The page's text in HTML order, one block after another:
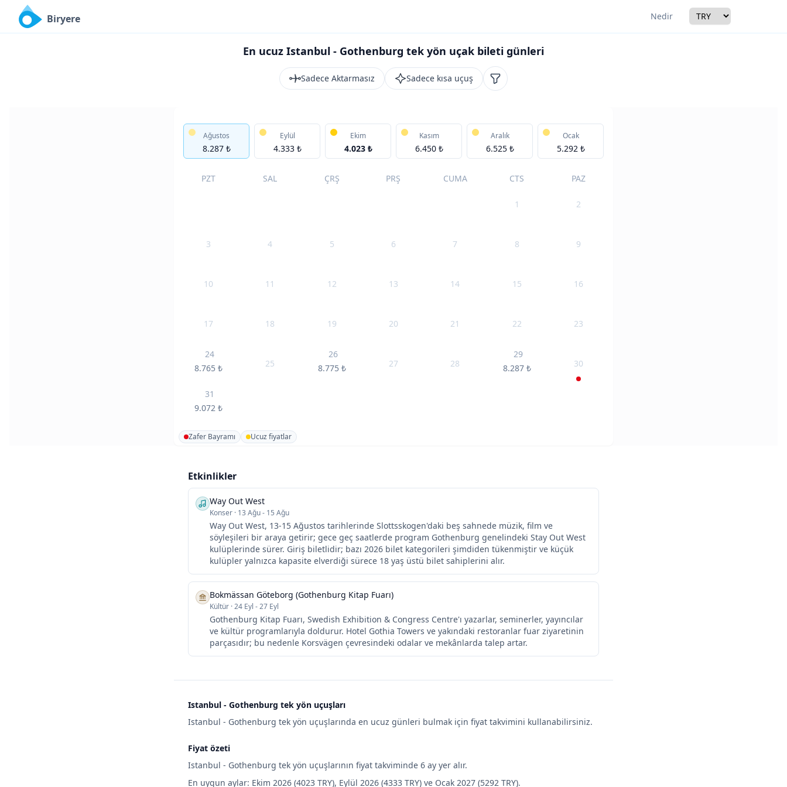
Biryere Nedir Currency
En ucuz Istanbul - Gothenburg tek yön uçak bileti günleri
Sadece Aktarmasız Sadece kısa uçuş Filtreler
Ağustos
8.287 ₺
Eylül
4.333 ₺
Ekim
4.023 ₺
Kasım
6.450 ₺
Aralık
6.525 ₺
Ocak
5.292 ₺
PZT SAL ÇRŞ PRŞ CUMA CTS PAZ
1 2
3 4 5 6 7 8 9
10 11 12 13 14 15 16
17 18 19 20 21 22 23
24
8.765 ₺ 25
26
8.775 ₺ 27 28
29
8.287 ₺ 30
31
9.072 ₺
Zafer Bayramı Ucuz fiyatlar
Etkinlikler
Way Out West
Konser · 13 Ağu - 15 Ağu
Way Out West, 13-15 Ağustos tarihlerinde Slottsskogen'daki beş sahnede müzik, film ve
söyleşileri bir araya getirir; gece geç saatlerde program Gothenburg genelindeki Stay Out West
kulüplerinde sürer. Giriş biletlidir; bazı 2026 bilet kategorileri şimdiden tükenmiştir ve küçük
kulüpler yalnızca kapasite elverdiği sürece 18 yaş üstü bilet sahiplerini alır.
Bokmässan Göteborg (Gothenburg Kitap Fuarı)
Kültür ·24 Eyl - 27 Eyl
Gothenburg Kitap Fuarı, Swedish Exhibition & Congress Centre'ı yazarlar, seminerler, yayıncılar
ve kültür programlarıyla doldurur. Hotel Gothia Towers ve yakındaki restoranlar fuar ziyaretinin
parçasıdır; bu nedenle Korsvägen çevresindeki odalar ve mekânlarda talep artar.
Istanbul - Gothenburg tek yön uçuşları
Istanbul - Gothenburg tek yön uçuşlarında en ucuz günleri bulmak için fiyat takvimini kullanabilirsiniz.
Fiyat özeti
Istanbul - Gothenburg tek yön uçuşlarının fiyat takviminde 6 ay yer alır.
En uygun aylar: Ekim 2026 (4023 TRY), Eylül 2026 (4333 TRY) ve Ocak 2027 (5292 TRY).